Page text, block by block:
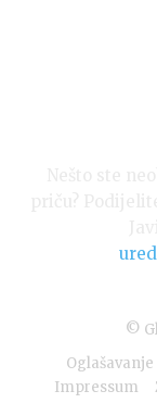
©
Oglašavanje
Impressum